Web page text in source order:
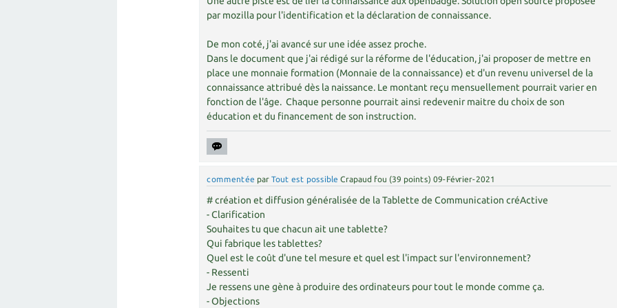
par mozilla pour l'identification et la déclaration de connaissance.
De mon coté, j'ai avancé sur une idée assez proche.
Dans le document que j'ai rédigé sur la réforme de l'éducation, j'ai proposer de mettre en
place une monnaie formation (Monnaie de la connaissance) et d'un revenu universel de la
connaissance attribué dès la naissance. Le montant reçu mensuellement pourrait varier en
fonction de l'âge. Chaque personne pourrait ainsi redevenir maitre du choix de son
éducation et du financement de son instruction.
commentée parTout est possible Crapaud fou (39 points) 09-Février-2021
# création et diffusion généralisée de la Tablette de Communication créActive
- Clarification
Souhaites tu que chacun ait une tablette?
Qui fabrique les tablettes?
Quel est le coût d'une tel mesure et quel est l'impact sur l'environnement?
- Ressenti
Je ressens une gène à produire des ordinateurs pour tout le monde comme ça.
- Objections